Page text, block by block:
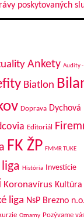
poskytovaných
Ankety Audity -
Biatlon
Doprava Dychová
Editoriál
FK ŽP FMMR TUKE
História Investície
Koronavírus Kultúra
liga NsP Brezno n.o.
Oznamy Pozývame